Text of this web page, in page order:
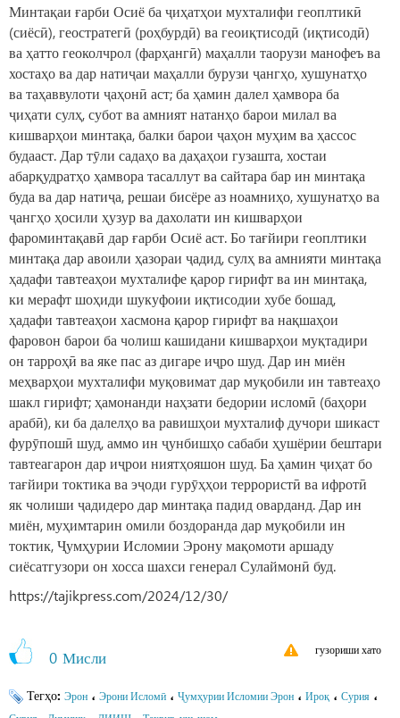
Минтақаи ғарби Осиё ба ҷиҳатҳои мухталифи геоплтикӣ
(сиёсӣ), геостратегӣ (роҳбурдӣ) ва геоиқтисодӣ (иқтисодӣ)
ва ҳатто геоколчрол (фарҳангӣ) маҳалли таорузи манофеъ ва
хостаҳо ва дар натиҷаи маҳалли бурузи ҷангҳо, хушунатҳо
ва таҳаввулоти ҷаҳонӣ аст; ба ҳамин далел ҳамвора ба
ҷиҳати сулҳ, субот ва амният натанҳо барои милал ва
кишварҳои минтақа, балки барои ҷаҳон муҳим ва ҳассос
будааст. Дар тӯли садаҳо ва даҳаҳои гузашта, хостаи
абарқудратҳо ҳамвора тасаллут ва сайтара бар ин минтақа
буда ва дар натиҷа, решаи бисёре аз ноамниҳо, хушунатҳо ва
ҷангҳо ҳосили ҳузур ва дахолати ин кишварҳои
фароминтақавӣ дар ғарби Осиё аст. Бо тағйири геоплтики
минтақа дар авоили ҳазораи ҷадид, сулҳ ва амнияти минтақа
ҳадафи тавтеаҳои мухталифе қарор гирифт ва ин минтақа,
ки мерафт шоҳиди шукуфоии иқтисодии хубе бошад,
ҳадафи тавтеаҳои хасмона қарор гирифт ва нақшаҳои
фаровон барои ба чолиш кашидани кишварҳои муқтадири
он тарроҳӣ ва яке пас аз дигаре иҷро шуд. Дар ин миён
меҳварҳои мухталифи муқовимат дар муқобили ин тавтеаҳо
шакл гирифт; ҳамонанди наҳзати бедории исломӣ (баҳори
арабӣ), ки ба далелҳо ва равишҳои мухталиф дучори шикаст
фурӯпошӣ шуд, аммо ин ҷунбишҳо сабаби ҳушёрии бештари
тавтеагарон дар иҷрои ниятҳояшон шуд. Ба ҳамин ҷиҳат бо
тағйири токтика ва эҷоди гурӯҳҳои террористӣ ва ифротӣ
як чолиши ҷадидеро дар минтақа падид оварданд. Дар ин
миён, муҳимтарин омили боздоранда дар муқобили ин
токтик, Ҷумҳурии Исломии Эрону мақомоти аршаду
сиёсатгузори он хосса шахси генерал Сулаймонӣ буд.
https://tajikpress.com/2024/12/30/
0 Мисли гузориши хато
Тегҳо: Эрон ، Эрони Исломӣ ، Ҷумҳурии Исломии Эрон ، Ироқ ، Сурия ،